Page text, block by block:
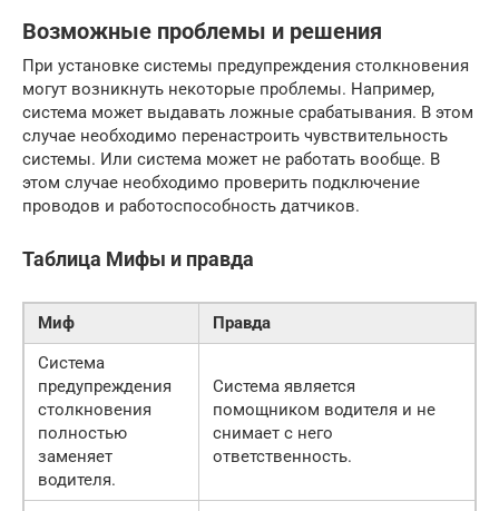
Возможные проблемы и решения
При установке системы предупреждения столкновения
могут возникнуть некоторые проблемы. Например,
система может выдавать ложные срабатывания. В этом
случае необходимо перенастроить чувствительность
системы. Или система может не работать вообще. В
этом случае необходимо проверить подключение
проводов и работоспособность датчиков.
Таблица Мифы и правда
Миф
Правда
Система
предупреждения
столкновения
полностью
заменяет
водителя.
Система является
помощником водителя и не
снимает с него
ответственность.